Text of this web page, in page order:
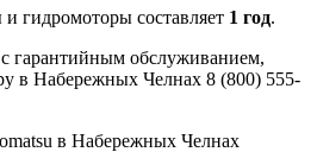
гидромоторы составляет 1 год.
гарантийным обслуживанием,
в Набережных Челнах 8 (800) 555-
в Набережных Челнах